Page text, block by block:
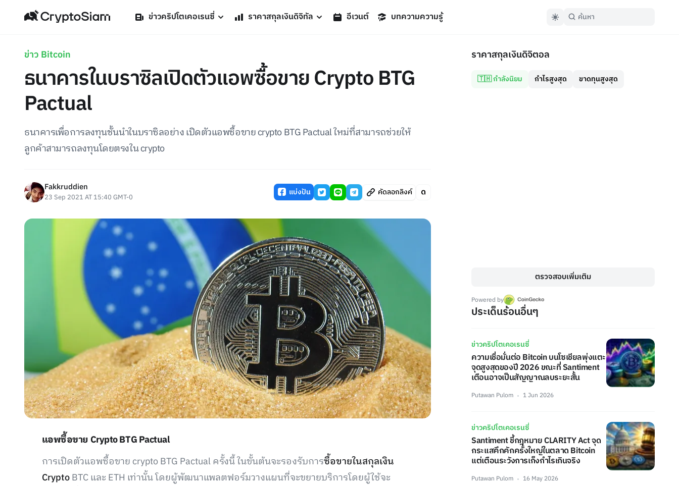
ข่าวคริปโตเคอเรนซี่ ราคาสกุลเงินดิจิทัล อีเวนต์ บทความความรู้
ข่าว Bitcoin
ธนาคารในบราซิลเปิดตัวแอพซื้อขาย Crypto BTG
Pactual
ธนาคารเพื่อการลงทุนชั้นนำในบราซิลอย่าง เปิดตัวแอพซื้อขาย crypto BTG Pactual ใหม่ที่สามารถช่วยให้
ลูกค้าสามารถลงทุนโดยตรงใน crypto
Fakkruddien
23 Sep 2021 AT 15:40 GMT-0 แบ่งปัน คัดลอกลิงค์
แอพซื้อขาย Crypto BTG Pactual
การเปิดตัวแอพซื้อขาย crypto BTG Pactual ครั้งนี้ ในขั้นต้นจะรองรับการซื้อขายในสกุลเงิน
CryptoBTC และ ETH เท่านั้น โดยผู้พัฒนาแพลตฟอร์มวางแผนที่จะขยายบริการโดยผู้ใช้จะ
ราคาสกุลเงินดิจิตอล
🇹🇭 กำลังนิยม กำไรสูงสุด ขาดทุนสูงสุด
ตรวจสอบเพิ่มเติม
Powered by
ประเด็นร้อนอื่นๆ
ข่าวคริปโตเคอเรนซี่
ความเชื่อมั่นต่อ Bitcoin บนโซเชียลพุ่งแตะ
จุดสูงสุดของปี 2026 ขณะที่ Santiment
เตือนอาจเป็นสัญญาณลบระยะสั้น
Putawan Pulom 1 Jun 2026
ข่าวคริปโตเคอเรนซี่
Santiment ชี้กฎหมาย CLARITY Act จุด
กระแสคึกคักครั้งใหญ่ในตลาด Bitcoin
แต่เตือนระวังการเก็งกำไรเกินจริง
Putawan Pulom 16 May 2026